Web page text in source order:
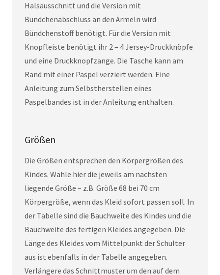
Halsausschnitt und die Version mit
Bündchenabschluss an den Ärmeln wird
Bündchenstoff benötigt. Für die Version mit
Knopfleiste benötigt ihr 2 – 4 Jersey-Druckknöpfe
und eine Druckknopfzange. Die Tasche kann am
Rand mit einer Paspel verziert werden. Eine
Anleitung zum Selbstherstellen eines
Paspelbandes ist in der Anleitung enthalten.
Größen
Die Größen entsprechen den Körpergrößen des
Kindes. Wähle hier die jeweils am nächsten
liegende Größe – z.B. Größe 68 bei 70 cm
Körpergröße, wenn das Kleid sofort passen soll. In
der Tabelle sind die Bauchweite des Kindes und die
Bauchweite des fertigen Kleides angegeben. Die
Länge des Kleides vom Mittelpunkt der Schulter
aus ist ebenfalls in der Tabelle angegeben.
Verlängere das Schnittmuster um den auf dem